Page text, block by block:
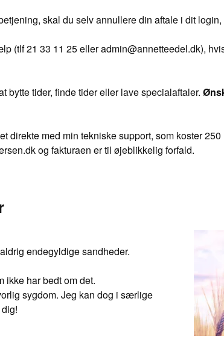
skal du selv annullere din aftale i dit login,
(tlf 21 33 11 25 eller admin@annetteedel.dk),
bytte tider, finde tider eller lave specialaftaler.
direkte med min tekniske support, som koster
og fakturaen er til øjeblikkelig forfald.
endegyldige sandheder.
ikke har bedt om det.
sygdom. Jeg kan dog i særlige